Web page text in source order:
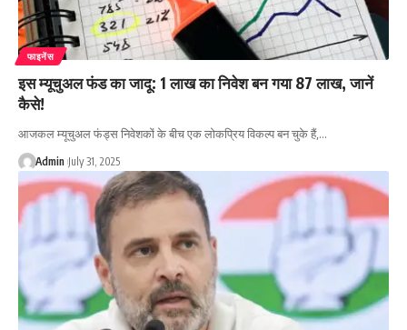
फाइनेंस
इस म्यूचुअल फंड का जादू: 1 लाख का निवेश बन गया 87 लाख, जानें
कैसे!
आजकल म्यूचुअल फंड्स निवेशकों के बीच एक लोकप्रिय विकल्प बन चुके हैं,…
Admin July 31, 2025